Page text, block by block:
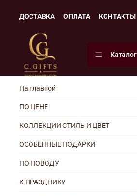
ДОСТАВКА ОПЛАТА КОНТАКТЫ
Каталог
На главной
ПО ЦЕНЕ
КОЛЛЕКЦИИ СТИЛЬ И ЦВЕТ
ОСОБЕННЫЕ ПОДАРКИ
ПО ПОВОДУ
К ПРАЗДНИКУ